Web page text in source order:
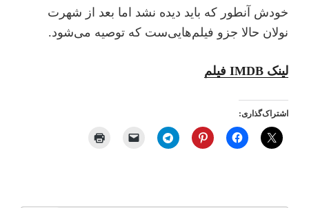
خودش آنطور که باید دیده نشد اما بعد از شهرت
نولان حالا جزو فیلم‌هایی‌ست که توصیه می‌شود.
لینک IMDB فیلم
اشتراک‌گذاری: